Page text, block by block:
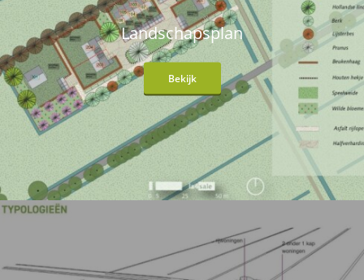
Landschapsplan
Bekijk